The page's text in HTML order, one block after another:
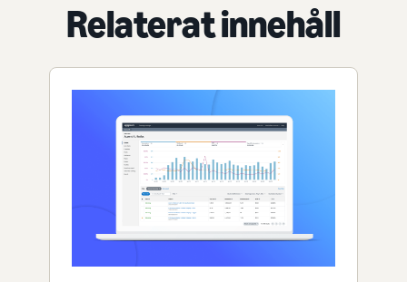
Relaterat innehåll